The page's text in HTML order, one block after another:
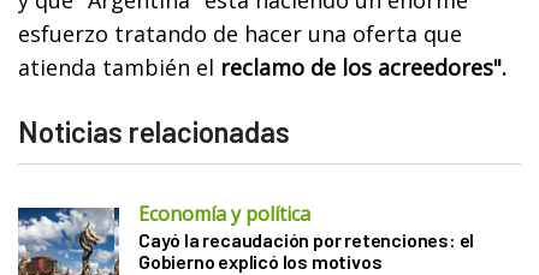
esfuerzo tratando de hacer una oferta que
atienda también el reclamo de los acreedores".
Noticias relacionadas
Economía y política
Cayó la recaudación por retenciones: el
Gobierno explicó los motivos